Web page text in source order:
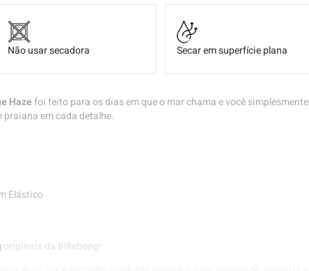
Não usar secadora Secar em superfície plana
Hazefoi feito para os dias em que o mar chama e você simplesmente
em cada detalhe.
Elástico
originais da Billabong!